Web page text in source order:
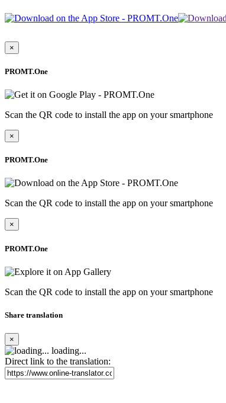
×
PROMT.One
Scan the QR code to install the app on your smartphone
×
PROMT.One
Scan the QR code to install the app on your smartphone
×
PROMT.One
Scan the QR code to install the app on your smartphone
Share translation
×
loading...
Direct link to the translation: